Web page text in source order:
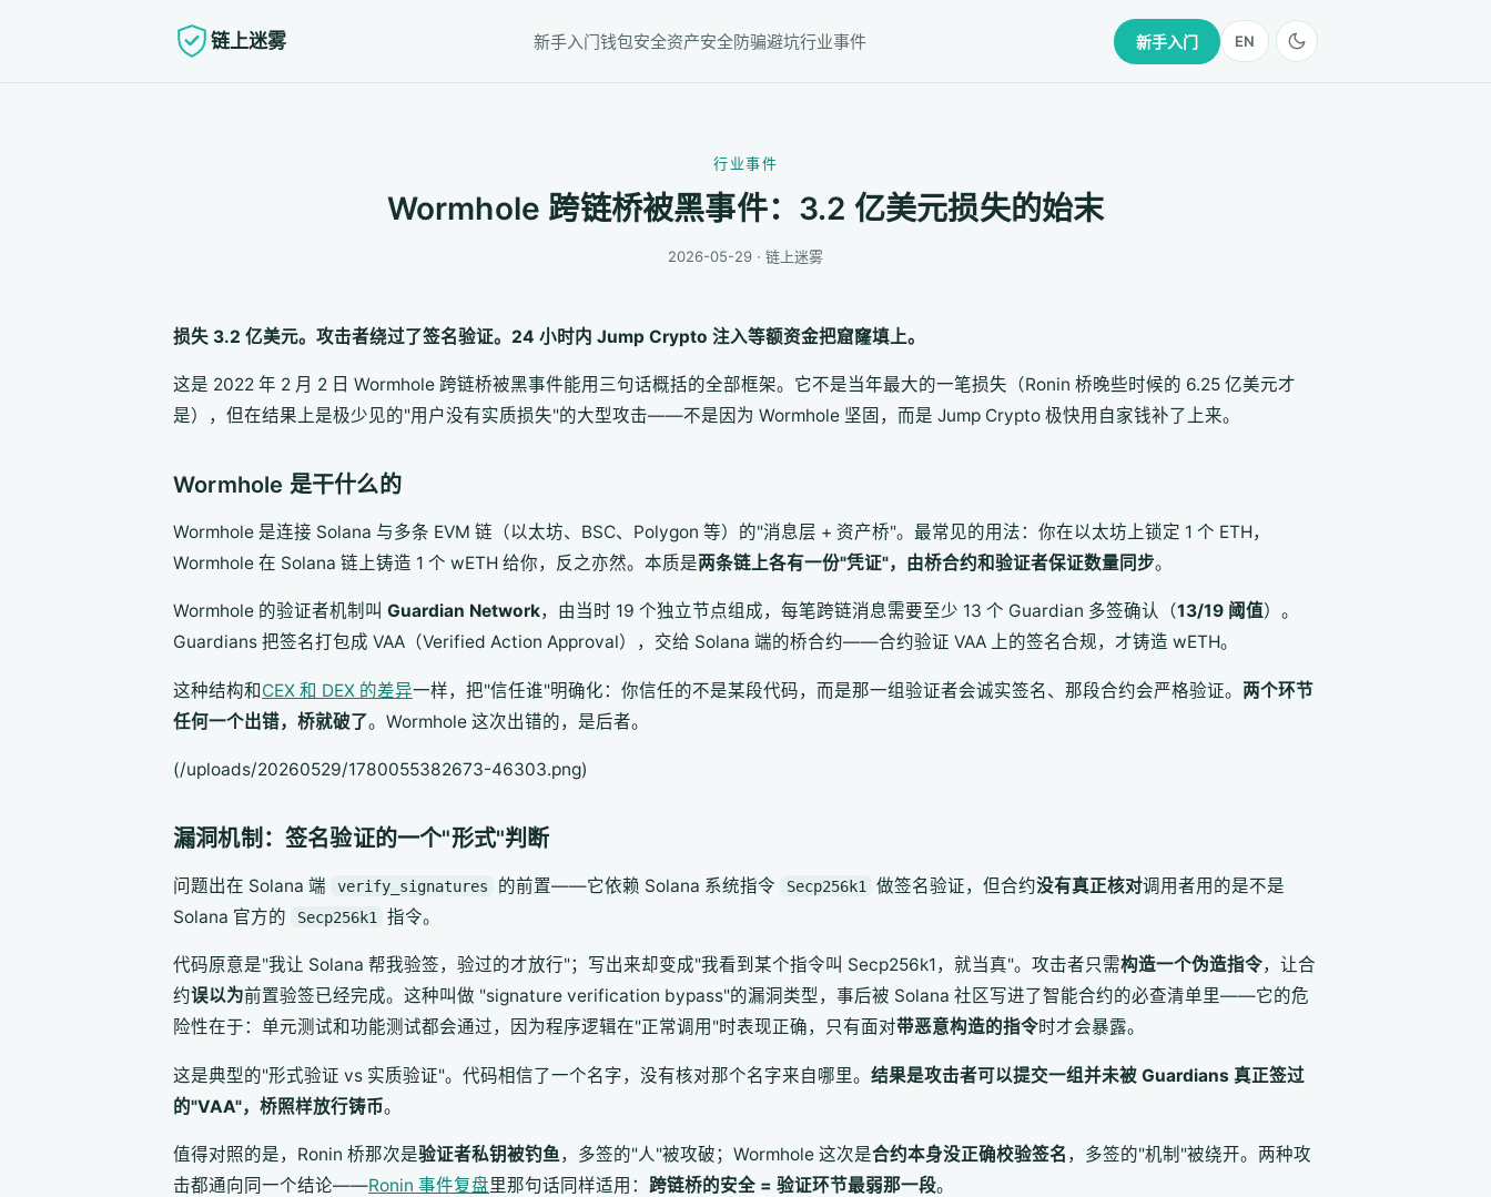
链上迷雾 新手入门钱包安全资产安全防骗避坑行业事件 新手入门 EN
行业事件
Wormhole 跨链桥被黑事件：3.2 亿美元损失的始末
2026-05-29 · 链上迷雾
损失 3.2 亿美元。攻击者绕过了签名验证。24 小时内 Jump Crypto 注入等额资金把窟窿填上。
这是 2022 年 2 月 2 日 Wormhole 跨链桥被黑事件能用三句话概括的全部框架。它不是当年最大的一笔损失（Ronin 桥晚些时候的 6.25 亿美元才
是），但在结果上是极少见的"用户没有实质损失"的大型攻击——不是因为 Wormhole 坚固，而是 Jump Crypto 极快用自家钱补了上来。
Wormhole 是干什么的
Wormhole 是连接 Solana 与多条 EVM 链（以太坊、BSC、Polygon 等）的"消息层 + 资产桥"。最常见的用法：你在以太坊上锁定 1 个 ETH，
Wormhole 在 Solana 链上铸造 1 个 wETH 给你，反之亦然。本质是两条链上各有一份"凭证"，由桥合约和验证者保证数量同步。
Wormhole 的验证者机制叫 Guardian Network，由当时 19 个独立节点组成，每笔跨链消息需要至少 13 个 Guardian 多签确认（13/19 阈值）。
Guardians 把签名打包成 VAA（Verified Action Approval），交给 Solana 端的桥合约——合约验证 VAA 上的签名合规，才铸造 wETH。
这种结构和CEX 和 DEX 的差异一样，把"信任谁"明确化：你信任的不是某段代码，而是那一组验证者会诚实签名、那段合约会严格验证。 两个环节
任何一个出错，桥就破了。Wormhole 这次出错的，是后者。
(/uploads/20260529/1780055382673-46303.png)
漏洞机制：签名验证的一个"形式"判断
问题出在 Solana 端 verify_signatures 的前置——它依赖 Solana 系统指令 Secp256k1 做签名验证，但合约没有真正核对调用者用的是不是
Solana 官方的
Secp256k1 指令。
代码原意是"我让 Solana 帮我验签，验过的才放行"；写出来却变成"我看到某个指令叫 Secp256k1，就当真"。攻击者只需构造一个伪造指令，让合
约误以为前置验签已经完成。这种叫做 "signature verification bypass"的漏洞类型，事后被 Solana 社区写进了智能合约的必查清单里——它的危
险性在于：单元测试和功能测试都会通过，因为程序逻辑在"正常调用"时表现正确，只有面对带恶意构造的指令时才会暴露。
这是典型的"形式验证 vs 实质验证"。代码相信了一个名字，没有核对那个名字来自哪里。 结果是攻击者可以提交一组并未被 Guardians 真正签过
的"VAA"，桥照样放行铸币。
值得对照的是，Ronin 桥那次是验证者私钥被钓鱼，多签的"人"被攻破；Wormhole 这次是合约本身没正确校验签名 ，多签的"机制"被绕开。两种攻
击都通向同一个结论——Ronin 事件复盘里那句话同样适用： 跨链桥的安全 = 验证环节最弱那一段。